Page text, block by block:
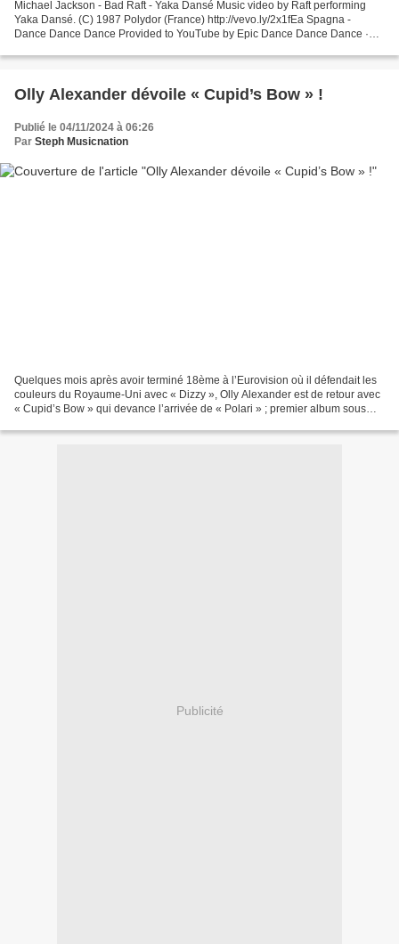
Michael Jackson - Bad Raft - Yaka Dansé Music video by Raft performing
Yaka Dansé. (C) 1987 Polydor (France) http://vevo.ly/2x1fEa Spagna -
Dance Dance Dance Provided to YouTube by Epic Dance Dance Dance ·
Olly Alexander dévoile « Cupid’s Bow » !
Publié le 04/11/2024 à 06:26
Par Steph Musicnation
Quelques mois après avoir terminé 18ème à l’Eurovision où il défendait les
couleurs du Royaume-Uni avec « Dizzy », Olly Alexander est de retour avec
« Cupid’s Bow » qui devance l’arrivée de « Polari » ; premier album sous
Publicité